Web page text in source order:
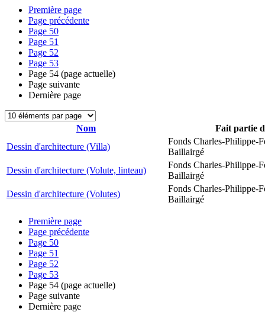
Première page
Page précédente
Page 50
Page 51
Page 52
Page 53
Page 54 (page actuelle)
Page suivante
Dernière page
Nom
Fait partie
Dessin d'architecture (Villa)
Fonds Charles-Philippe-
Baillairgé
Dessin d'architecture (Volute, linteau)
Fonds Charles-Philippe-
Baillairgé
Dessin d'architecture (Volutes)
Fonds Charles-Philippe-
Baillairgé
Première page
Page précédente
Page 50
Page 51
Page 52
Page 53
Page 54 (page actuelle)
Page suivante
Dernière page